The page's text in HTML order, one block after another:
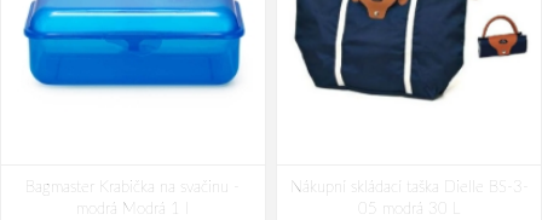
Bagmaster Krabička na svačinu -
modrá Modrá 1 l
Nákupní skládací taška Dielle BS-3-
05 modrá 30 L